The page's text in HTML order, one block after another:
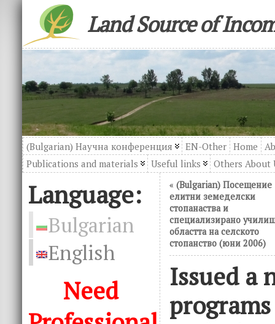
Land Source of
(Bulgarian) Научна конференция EN-Other Home
Publications and materials
Useful links Others About
Language:
Bulgarian
English
Need
« (Bulgarian) Посещение
елитни земеделски
стопанаства и
специализирано
областта на селското
стопанство (юни 2006)
Issued a